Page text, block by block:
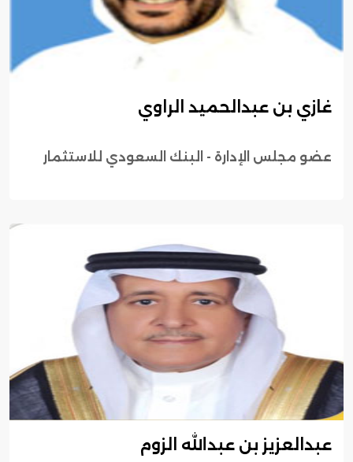
غازي بن عبدالحميد الراوي
عضو مجلس الإدارة - البنك السعودي للاستثمار
عبدالعزيز بن عبدالله الزوم